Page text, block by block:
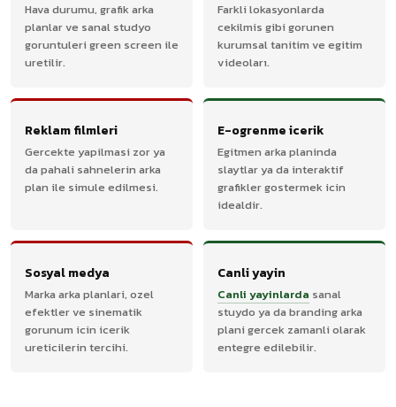
Hava durumu, grafik arka
planlar ve sanal studyo
goruntuleri green screen ile
uretilir.
Farkli lokasyonlarda
cekilmis gibi gorunen
kurumsal tanitim ve egitim
videoları.
Reklam filmleri
Gercekte yapilmasi zor ya
da pahali sahnelerin arka
plan ile simule edilmesi.
E-ogrenme icerik
Egitmen arka planinda
slaytlar ya da interaktif
grafikler gostermek icin
idealdir.
Sosyal medya
Marka arka planlari, ozel
efektler ve sinematik
gorunum icin icerik
ureticilerin tercihi.
Canli yayin
Canli yayinlarda sanal
stuydo ya da branding arka
plani gercek zamanli olarak
entegre edilebilir.